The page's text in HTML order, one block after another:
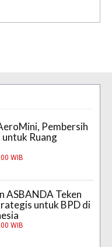
Pembersih
Ruang
WIB
ASBANDA Teken
untuk BPD di
WIB